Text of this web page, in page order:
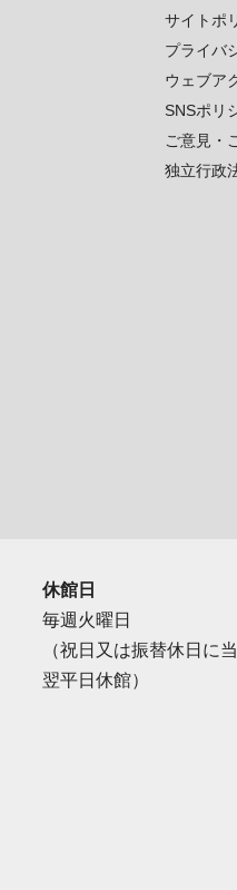
サイトポ
プライバ
ウェブア
SNSポリ
ご意見・
独立行政
休館日
毎週火曜日
（祝日又は振替休日に
翌平日休館）